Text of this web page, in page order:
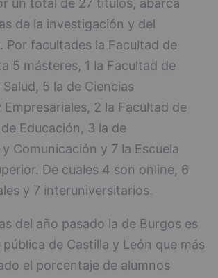
un total de 27 títulos, abarca
de la investigación y del
Por facultades la Facultad de
5 másteres, 1 la Facultad de
5 la de Ciencias
Empresariales, 2 la Facultad de
Educación, 3 la de
Comunicación y 7 la Escuela
De cuales 4 son online, 6
y 7 interuniversitarios.
del año pasado la de Burgos es
de Castilla y León que más
el porcentaje de alumnos